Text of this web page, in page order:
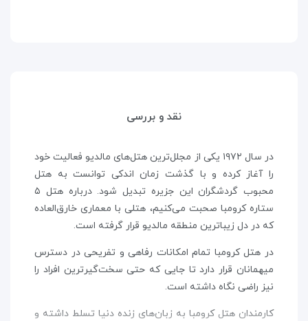
نقد و بررسی
در سال ۱۹۷۲ یکی از مجلل‌ترین هتل‌های مالدیو فعالیت خود
را آغاز کرده و با گذشت زمان اندکی توانست به هتل
محبوب گردشگران این جزیره تبدیل شود. درباره هتل ۵
ستاره کرومبا صحبت می‌کنیم، هتلی با معماری خارق‌العاده
که در دل زیباترین منطقه مالدیو قرار گرفته است.
در هتل کرومبا تمام امکانات رفاهی و تفریحی در دسترس
میهمانان قرار دارد تا جایی که حتی سخت‌گیرترین افراد را
نیز راضی نگاه داشته است.
کارمندان هتل کرومبا به زبان‌های زنده دنیا تسلط داشته و